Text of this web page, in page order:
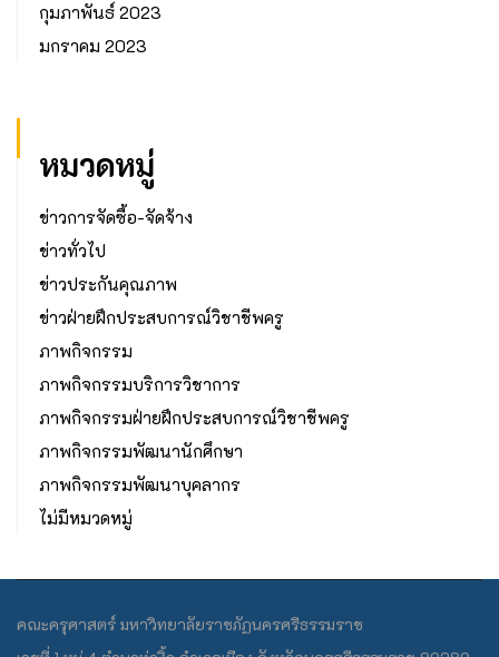
กุมภาพันธ์ 2023
มกราคม 2023
หมวดหมู่
ข่าวการจัดซื้อ-จัดจ้าง
ข่าวทั่วไป
ข่าวประกันคุณภาพ
ข่าวฝ่ายฝึกประสบการณ์วิชาชีพครู
ภาพกิจกรรม
ภาพกิจกรรมบริการวิชาการ
ภาพกิจกรรมฝ่ายฝึกประสบการณ์วิชาชีพครู
ภาพกิจกรรมพัฒนานักศึกษา
ภาพกิจกรรมพัฒนาบุคลากร
ไม่มีหมวดหมู่
คณะครุศาสตร์ มหาวิทยาลัยราชภัฏนครศรีธรรมราช